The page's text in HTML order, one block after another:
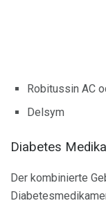
Robitussin AC
Delsym
Diabetes
Der kombinierte